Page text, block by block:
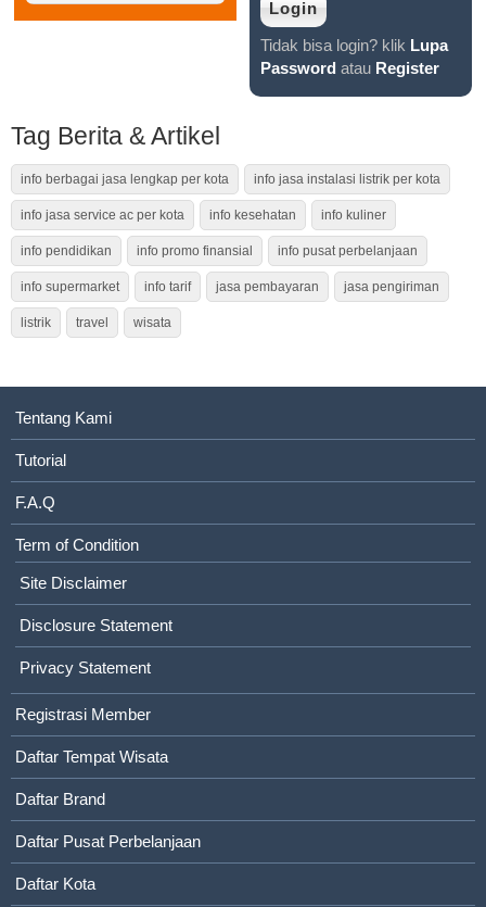
Tidak bisa login? klik Lupa
Password atau Register
Tag Berita & Artikel
info berbagai jasa lengkap per kota info jasa instalasi listrik per kota
info jasa service ac per kota info kesehatan info kuliner
info pendidikan info promo finansial info pusat perbelanjaan
info supermarket info tarif jasa pembayaran jasa pengiriman
listrik travel wisata
Tentang Kami
Tutorial
F.A.Q
Term of Condition
Site Disclaimer
Disclosure Statement
Privacy Statement
Registrasi Member
Daftar Tempat Wisata
Daftar Brand
Daftar Pusat Perbelanjaan
Daftar Kota